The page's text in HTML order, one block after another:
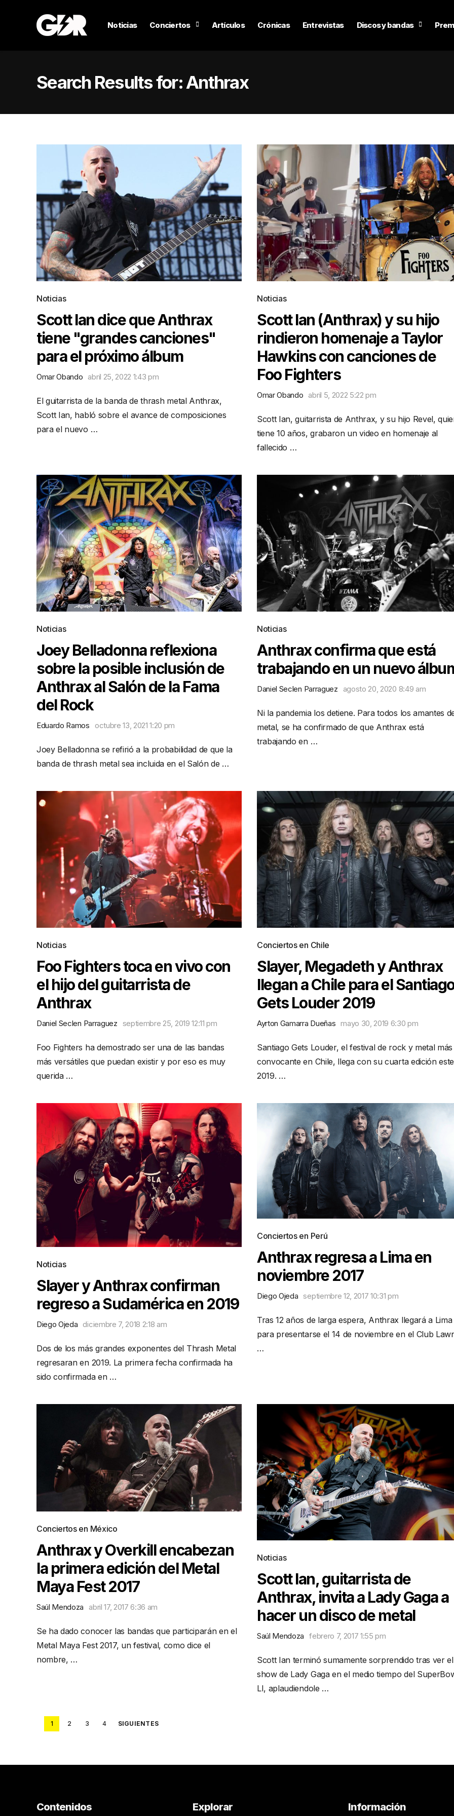
Noticias Conciertos Artículos Crónicas Entrevistas Discos y bandas
Search Results for:Anthrax
Noticias
Scott Ian dice que Anthrax
tiene "grandes canciones"
para el próximo álbum
Omar Obando abril 25, 2022 1:43 pm
El guitarrista de la banda de thrash metal Anthrax,
Scott Ian, habló sobre el avance de composiciones
para el nuevo …
Noticias
Scott Ian (Anthrax) y su hijo
rindieron homenaje a Taylor
Hawkins con canciones de
Foo Fighters
Omar Obando abril 5, 2022 5:22 pm
Scott Ian, guitarrista de Anthrax, y su hijo Revel,
tiene 10 años, grabaron un video en homenaje al
fallecido …
Noticias
Joey Belladonna reflexiona
sobre la posible inclusión de
Anthrax al Salón de la Fama
del Rock
Eduardo Ramos octubre 13, 2021 1:20 pm
Joey Belladonna se refirió a la probabilidad de que la
banda de thrash metal sea incluida en el Salón de …
Noticias
Anthrax confirma que está
trabajando en un nuevo
Daniel Seclen Parraguez agosto 20, 2020 8:49 am
Ni la pandemia los detiene. Para todos los amantes
metal, se ha confirmado de que Anthrax está
trabajando en …
Noticias
Foo Fighters toca en vivo con
el hijo del guitarrista de
Anthrax
Daniel Seclen Parraguez septiembre 25, 2019 12:11 pm
Foo Fighters ha demostrado ser una de las bandas
más versátiles que puedan existir y por eso es muy
querida …
Conciertos en Chile
Slayer, Megadeth y Anthrax
llegan a Chile para el
Gets Louder 2019
Ayrton Gamarra Dueñas mayo 30, 2019 6:30 pm
Santiago Gets Louder, el festival de rock y metal más
convocante en Chile, llega con su cuarta edición este
2019. …
Noticias
Slayer y Anthrax confirman
regreso a Sudamérica en 2019
Diego Ojeda diciembre 7, 2018 2:18 am
Dos de los más grandes exponentes del Thrash Metal
regresaran en 2019. La primera fecha confirmada ha
sido confirmada en …
Conciertos en Perú
Anthrax regresa a Lima en
noviembre 2017
Diego Ojeda septiembre 12, 2017 10:31 pm
Tras 12 años de larga espera, Anthrax llegará a Lima
para presentarse el 14 de noviembre en el Club
…
Conciertos en México
Anthrax y Overkill encabezan
la primera edición del Metal
Maya Fest 2017
Saúl Mendoza abril 17, 2017 6:36 am
Se ha dado conocer las bandas que participarán en el
Metal Maya Fest 2017, un festival, como dice el
nombre, …
Noticias
Scott Ian, guitarrista de
Anthrax, invita a Lady Gaga a
hacer un disco de metal
Saúl Mendoza febrero 7, 2017 1:55 pm
Scott Ian terminó sumamente sorprendido tras ver el
show de Lady Gaga en el medio tiempo del
LI, aplaudiendole …
Posts
1 2 3 4 SIGUIENTES
Contenidos Explorar Información